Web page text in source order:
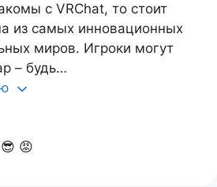
с VRChat, то стоит
из самых инновационных
миров. Игроки могут
– будь…
😎 😡